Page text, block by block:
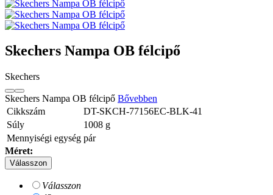
Skechers Nampa OB félcipő
Skechers
Skechers Nampa OB félcipő Bővebben
Cikkszám
DT-SKCH-77156EC-BLK-41
Súly
1008 g
Mennyiségi egység pár
Méret:
Válasszon
Válasszon